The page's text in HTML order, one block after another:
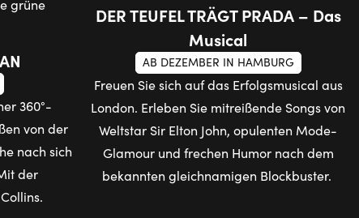
360°-
von der
nach sich
der
DER TEUFEL TRÄGT PRADA – Das
Musical
AB DEZEMBER IN HAMBURG
Freuen Sie sich auf das Erfolgsmusical aus
London. Erleben Sie mitreißende Songs von
Weltstar Sir Elton John, opulenten Mode-
Glamour und frechen Humor nach dem
bekannten gleichnamigen Blockbuster.